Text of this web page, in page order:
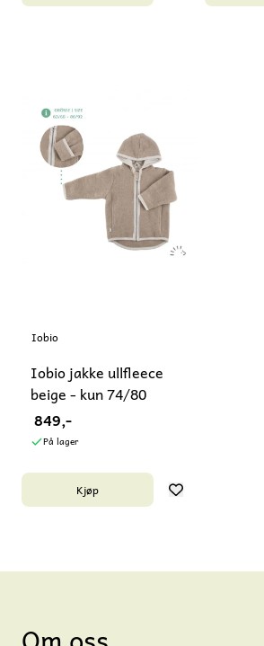
Iobio
Iobio jakke ullfleece
beige - kun 74/80
849,-
På lager
Kjøp